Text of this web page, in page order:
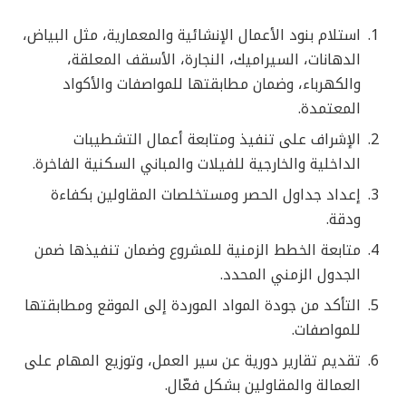
استلام بنود الأعمال الإنشائية والمعمارية، مثل البياض،
الدهانات، السيراميك، النجارة، الأسقف المعلقة،
والكهرباء، وضمان مطابقتها للمواصفات والأكواد
المعتمدة.
الإشراف على تنفيذ ومتابعة أعمال التشطيبات
الداخلية والخارجية للفيلات والمباني السكنية الفاخرة.
إعداد جداول الحصر ومستخلصات المقاولين بكفاءة
ودقة.
متابعة الخطط الزمنية للمشروع وضمان تنفيذها ضمن
الجدول الزمني المحدد.
التأكد من جودة المواد الموردة إلى الموقع ومطابقتها
للمواصفات.
تقديم تقارير دورية عن سير العمل، وتوزيع المهام على
العمالة والمقاولين بشكل فعّال.